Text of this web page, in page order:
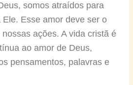
somos atraídos para
Esse amor deve ser o
ações. A vida cristã é
ao amor de Deus,
pensamentos, palavras e